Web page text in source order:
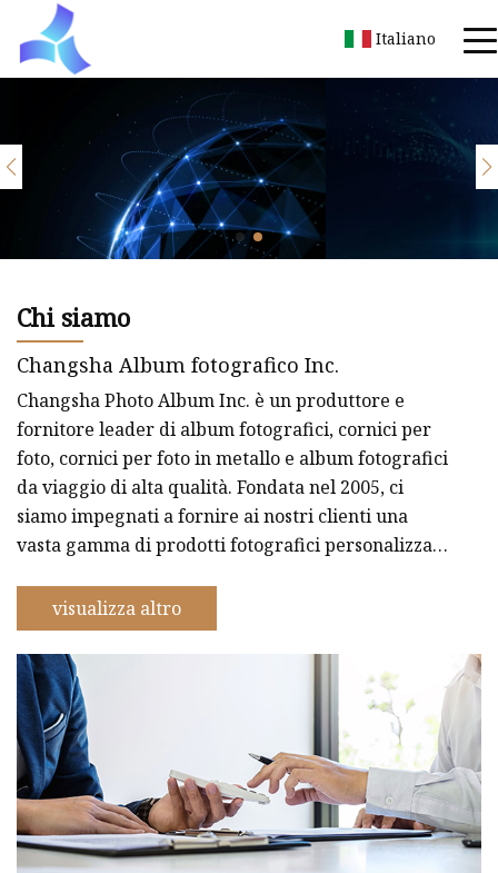
Italiano
Chi siamo
Changsha Album fotografico Inc.
Changsha Photo Album Inc. è un produttore e
fornitore leader di album fotografici, cornici per
foto, cornici per foto in metallo e album fotografici
da viaggio di alta qualità. Fondata nel 2005, ci
siamo impegnati a fornire ai nostri clienti una
vasta gamma di prodotti fotografici personalizzati
orgogliosi della nostra straordinaria gamma di
prodotti realizzati con materiali di altissima
qualità. Ci impegniamo a creare album fotografici
senza tempo che celebreranno momenti speciali e
ricordi da custodire per gli anni a venire. La nostra
ded
visualizza altro